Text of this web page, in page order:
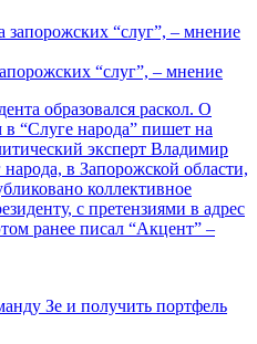
“слуг”, – мнение
образовался раскол. О
“Слуге народа” пишет на
эксперт Владимир
в Запорожской области,
коллективное
с претензиями в адрес
ранее писал “Акцент” –